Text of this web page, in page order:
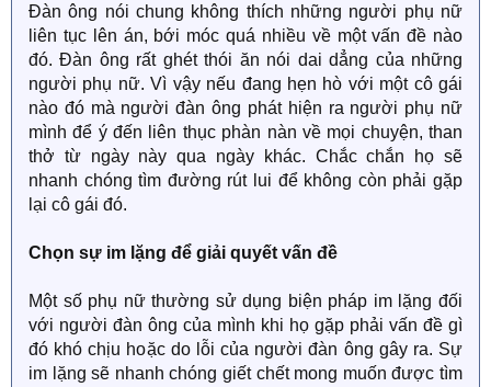
Đàn ông nói chung không thích những người phụ nữ
liên tục lên án, bới móc quá nhiều về một vấn đề nào
đó. Đàn ông rất ghét thói ăn nói dai dẳng của những
người phụ nữ. Vì vậy nếu đang hẹn hò với một cô gái
nào đó mà người đàn ông phát hiện ra người phụ nữ
mình để ý đến liên thục phàn nàn về mọi chuyện, than
thở từ ngày này qua ngày khác. Chắc chắn họ sẽ
nhanh chóng tìm đường rút lui để không còn phải gặp
lại cô gái đó.
Chọn sự im lặng để giải quyết vấn đề
Một số phụ nữ thường sử dụng biện pháp im lặng đối
với người đàn ông của mình khi họ gặp phải vấn đề gì
đó khó chịu hoặc do lỗi của người đàn ông gây ra. Sự
im lặng sẽ nhanh chóng giết chết mong muốn được tìm